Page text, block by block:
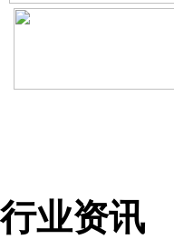
行业资讯